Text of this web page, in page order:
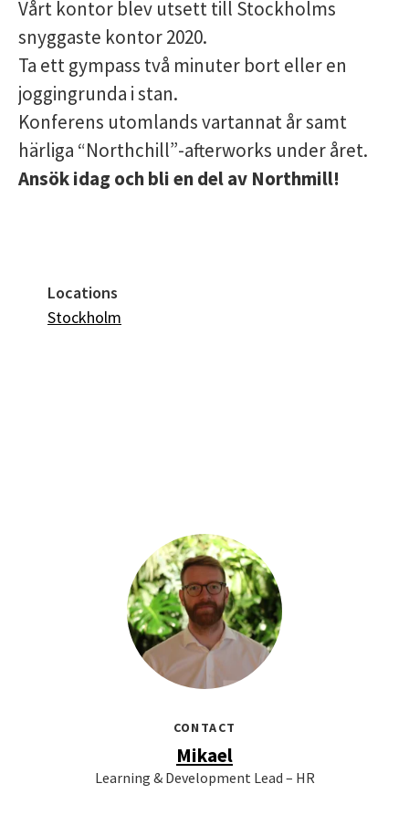
Vårt kontor blev utsett till Stockholms
snyggaste kontor 2020.
Ta ett gympass två minuter bort eller en
joggingrunda i stan.
Konferens utomlands vartannat år samt
härliga “Northchill”-afterworks under året.
Ansök idag och bli en del av Northmill!
Locations
Stockholm
CONTACT
Mikael
Learning & Development Lead – HR